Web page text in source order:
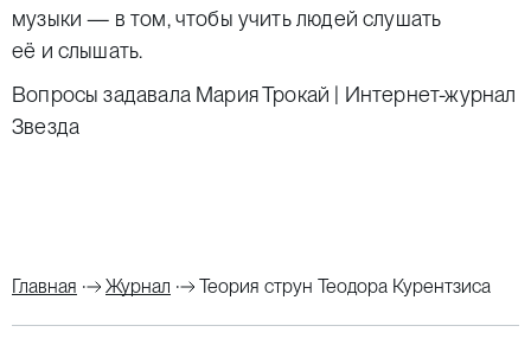
музыки — в том, чтобы учить людей слушать
её и слышать.
Вопросы задавала Мария Трокай | Интернет-журнал
Звезда
Главная Журнал Теория струн Теодора Курентзиса